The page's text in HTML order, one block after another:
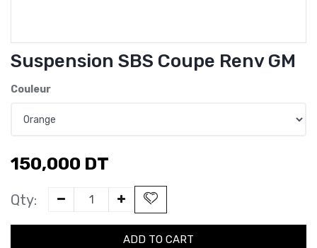
Suspension SBS Coupe Renv GM
Couleur
150,000 DT
Qty:
ADD TO CART